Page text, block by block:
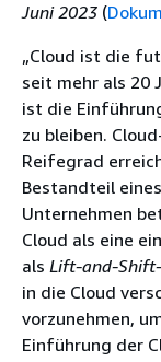
Juni 2023 (
„Cloud ist die
seit mehr als 20
ist die
zu bleiben.
Reifegrad
Bestandteil
Unternehmen
Cloud als eine
als Lift-and-
in die Cloud
vorzunehmen,
Einführung der